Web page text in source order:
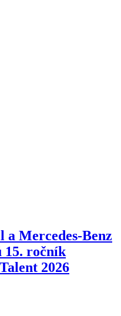
a Mercedes-Benz
15. ročník
2026